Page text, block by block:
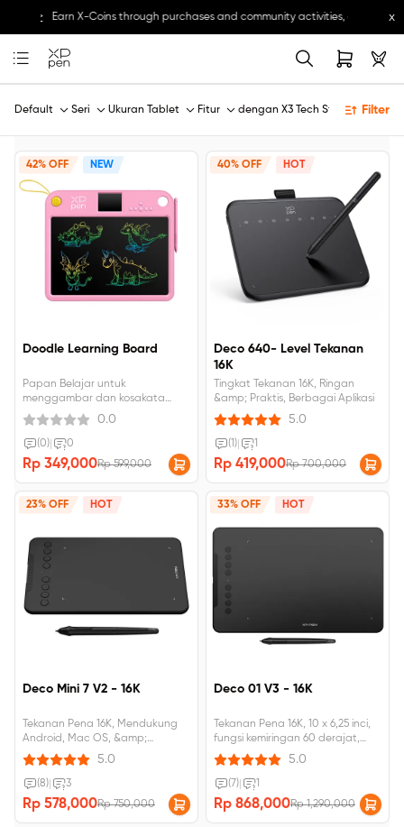
Earn X-Coins through purchases and community activities, and x
Default Seri Ukuran Tablet Fitur dengan X3 Tech Stylus Filter
42% OFF NEW
Doodle Learning Board
Papan Belajar untuk
menggambar dan kosakata
bahasa Inggris, Kerjakan sendiri
0.0
(0) 0
Rp 349,000Rp 599,000
40% OFF HOT
Deco 640- Level Tekanan
16K
Tingkat Tekanan 16K, Ringan
&amp; Praktis, Berbagai Aplikasi
5.0
(1) 1
Rp 419,000Rp 700,000
23% OFF HOT
Deco Mini 7 V2 - 16K
Tekanan Pena 16K, Mendukung
Android, Mac OS, &amp;
Windows Kemiringan 60 Derajat,
8 tombol pintas yang dapat
disesuaikan
5.0
(8) 3
Rp 578,000Rp 750,000
33% OFF HOT
Deco 01 V3 - 16K
Tekanan Pena 16K, 10 x 6,25 inci,
fungsi kemiringan 60 derajat,
Mendukung Android, MacOS,
dan Windows
5.0
(7) 1
Rp 868,000Rp 1,290,000